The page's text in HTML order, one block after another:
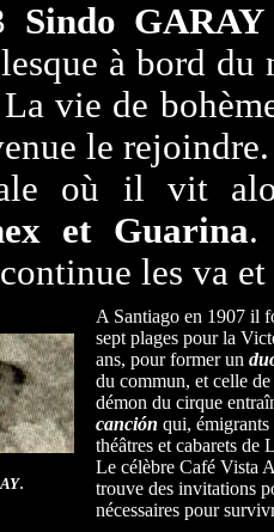
Sindo GARAY
à bord
vie de
le
où il vit
et Guarina.
les va
.
A Santiago en 1907 il
sept plages pour la
ans, pour former un
du commun, et celle
démon du cirque
canción qui, émigrants
théâtres et cabarets de
Le célèbre Café Vista
trouve des invitations
nécessaires pour